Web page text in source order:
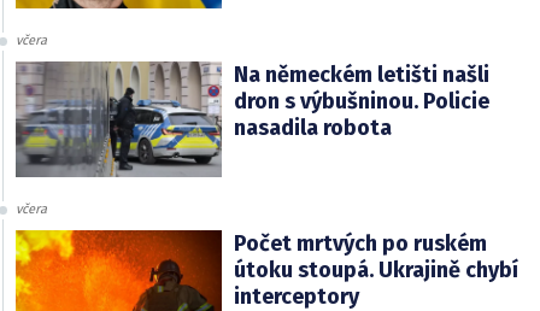
včera
Na německém letišti našli
dron s výbušninou. Policie
nasadila robota
včera
Počet mrtvých po ruském
útoku stoupá. Ukrajině chybí
interceptory